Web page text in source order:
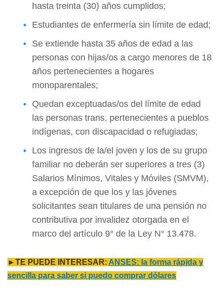
hasta treinta (30) años cumplidos;
Estudiantes de enfermería sin límite de edad;
Se extiende hasta 35 años de edad a las
personas con hijas/os a cargo menores de 18
años pertenecientes a hogares
monoparentales;
Quedan exceptuadas/os del límite de edad
las personas trans, pertenecientes a pueblos
indígenas, con discapacidad o refugiadas;
Los ingresos de la/el joven y los de su grupo
familiar no deberán ser superiores a tres (3)
Salarios Mínimos, Vitales y Móviles (SMVM),
a excepción de que los y las jóvenes
solicitantes sean titulares de una pensión no
contributiva por invalidez otorgada en el
marco del artículo 9° de la Ley N° 13.478.
►TE PUEDE INTERESAR: ANSES: la forma rápida y
sencilla para saber si puedo comprar dólares